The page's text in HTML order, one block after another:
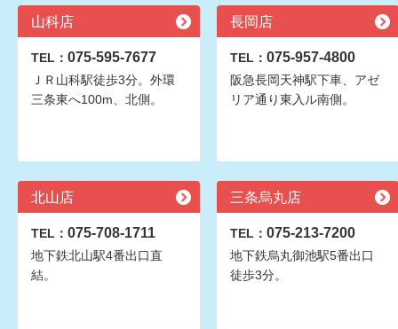
山科店
TEL： 075-595-7677
ＪＲ山科駅徒歩3分。外環
三条東へ100m、北側。
長岡店
TEL： 075-957-4800
阪急長岡天神駅下車、アゼ
リア通り東入ル南側。
北山店
TEL： 075-708-1711
地下鉄北山駅4番出口直
結。
三条烏丸店
TEL： 075-213-7200
地下鉄烏丸御池駅5番出口
徒歩3分。